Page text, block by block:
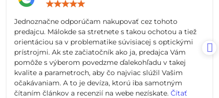
5
Jednoznačne odporúčam nakupovať cez tohoto
predajcu. Málokde sa stretnete s takou ochotou a tiež
orientáciou sa v problematike súvisiacej s optickými
prístrojmi. Ak ste začiatočník ako ja, predajca Vám
pomôže s výberom povedzme ďalekohľadu v takej
kvalite a parametroch, aby čo najviac slúžil Vašim
očakávaniam. A to je devíza, ktorú iba samotným
čítaním článkov a recenzií na webe nezískate. Čítať